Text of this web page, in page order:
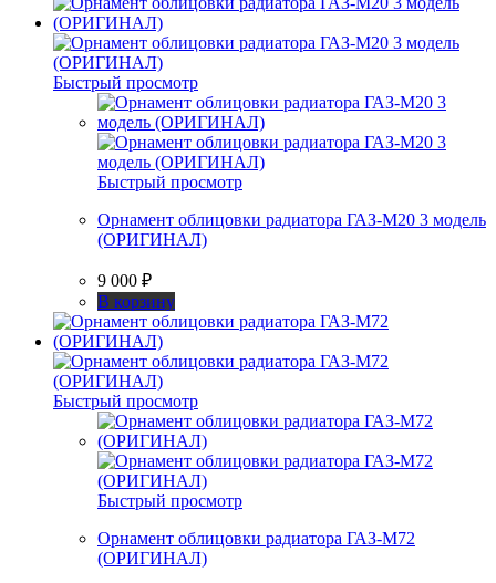
Быстрый просмотр
Быстрый просмотр
Орнамент облицовки радиатора ГАЗ-М20 3 модель
(ОРИГИНАЛ)
9 000 ₽
В корзину
Быстрый просмотр
Быстрый просмотр
Орнамент облицовки радиатора ГАЗ-М72
(ОРИГИНАЛ)